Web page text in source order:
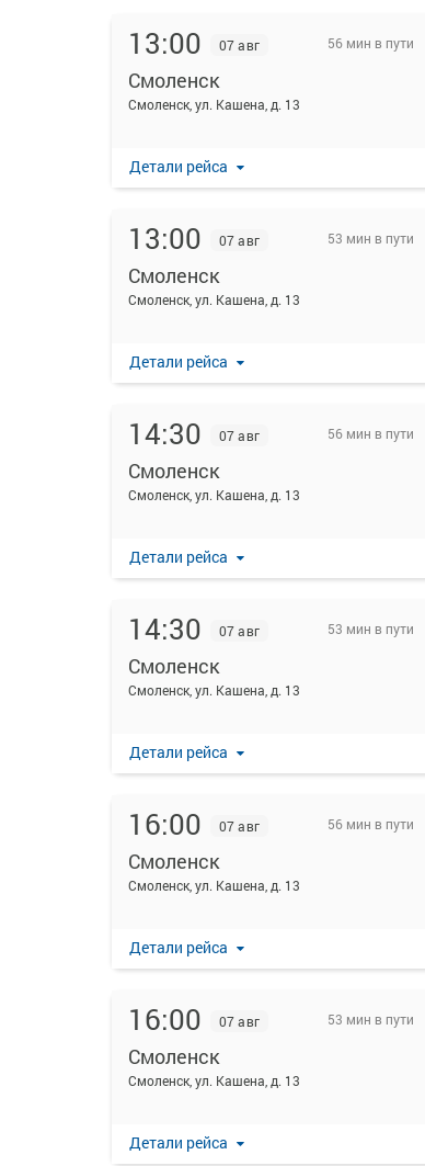
13:00 07 авг 56 мин в пути
Смоленск
Смоленск, ул. Кашена, д. 13
Детали рейса
13:00 07 авг 53 мин в пути
Смоленск
Смоленск, ул. Кашена, д. 13
Детали рейса
14:30 07 авг 56 мин в пути
Смоленск
Смоленск, ул. Кашена, д. 13
Детали рейса
14:30 07 авг 53 мин в пути
Смоленск
Смоленск, ул. Кашена, д. 13
Детали рейса
16:00 07 авг 56 мин в пути
Смоленск
Смоленск, ул. Кашена, д. 13
Детали рейса
16:00 07 авг 53 мин в пути
Смоленск
Смоленск, ул. Кашена, д. 13
Детали рейса